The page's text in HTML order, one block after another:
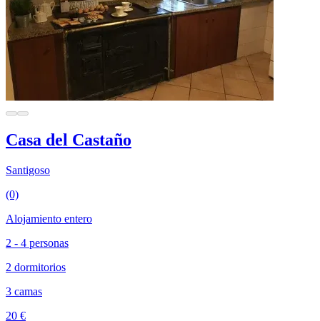
Casa del Castaño
Santigoso
(0)
Alojamiento entero
2 - 4 personas
2 dormitorios
3 camas
20 €